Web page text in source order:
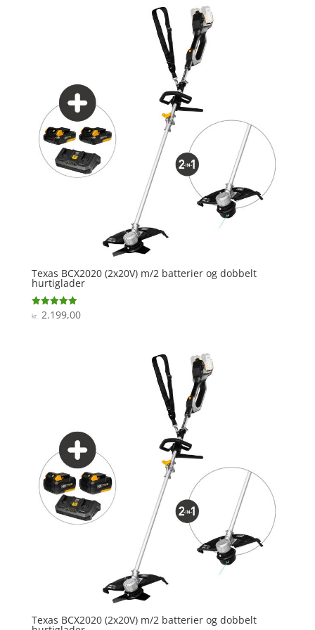
Texas BCX2020 (2x20V) m/2 batterier og dobbelt
hurtiglader
Vurderet
5
kr.2.199,00
Texas BCX2020 (2x20V) m/2 batterier og dobbelt